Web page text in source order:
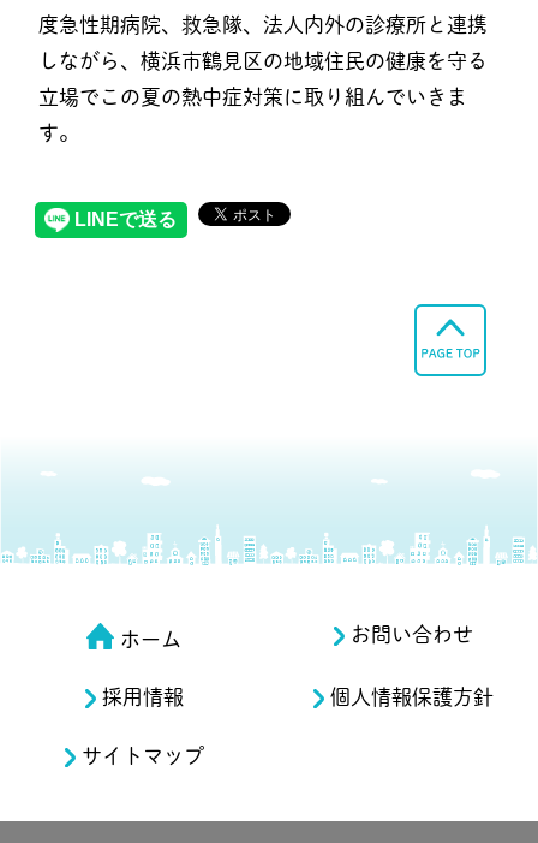
度急性期病院、救急隊、法人内外の診療所と連携
しながら、横浜市鶴見区の地域住民の健康を守る
立場でこの夏の熱中症対策に取り組んでいきま
す。
ホーム お問い合わせ
採用情報 個人情報保護方針
サイトマップ